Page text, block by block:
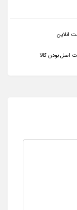
انلاین
اصل بودن کالا